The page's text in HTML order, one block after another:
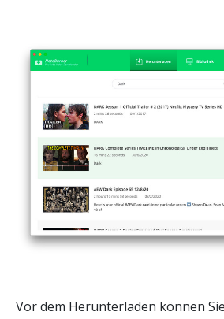
Vor dem Herunterladen können